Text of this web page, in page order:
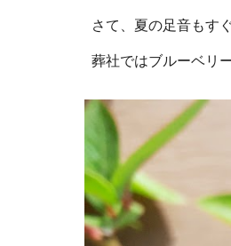
さて、夏の足音もす
葬社ではブルーベリ